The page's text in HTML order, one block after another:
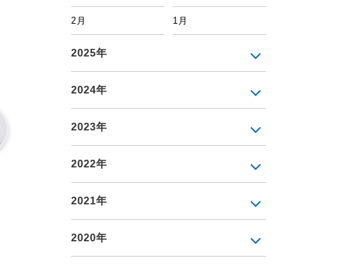
2月 1月
2025年
2024年
2023年
2022年
2021年
2020年